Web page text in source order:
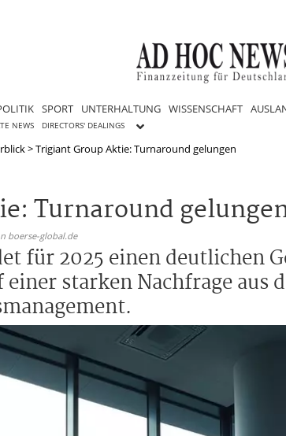
SPORT UNTERHALTUNG WISSENSCHAFT
NEWS DIRECTORS' DEALINGS
>Trigiant Group Aktie: Turnaround gelungen
Turnaround
boerse-global.de
für 2025 einen deutlichen
einer starken Nachfrage